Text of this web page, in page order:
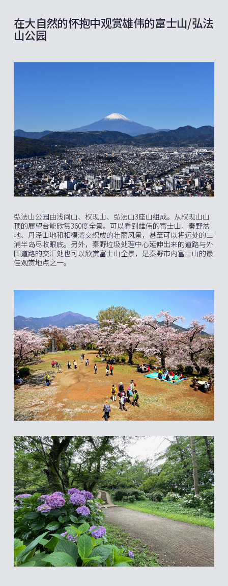
在大自然的怀抱中观赏雄伟的富士山/弘法
山公园
弘法山公园由浅间山、权现山、弘法山3座山组成。从权现山山
顶的展望台能欣赏360度全景。可以看到雄伟的富士山、秦野盆
地、丹泽山地和相模湾交织成的壮丽风景，甚至可以将远处的三
浦半岛尽收眼底。另外，秦野垃圾处理中心延伸出来的道路与外
围道路的交汇处也可以欣赏富士山全景，是秦野市内富士山的最
佳观赏地点之一。